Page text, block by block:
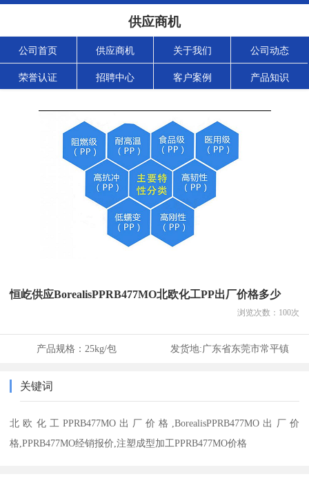
供应商机
公司首页 供应商机 关于我们 公司动态
荣誉认证 招聘中心 客户案例 产品知识
恒屹供应BorealisPPRB477MO北欧化工PP出厂价格多少
浏览次数： 100次
产品规格： 25kg/包 发货地:广东省东莞市常平镇
关键词
北欧化工PPRB477MO出厂价格,BorealisPPRB477MO出厂价
格,PPRB477MO经销报价,注塑成型加工PPRB477MO价格